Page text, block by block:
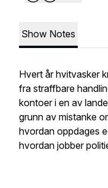
Show Notes
Hvert år hvitvasker
fra straffbare
kontoer i en av
grunn av mistanke
hvordan oppdages
hvordan jobber